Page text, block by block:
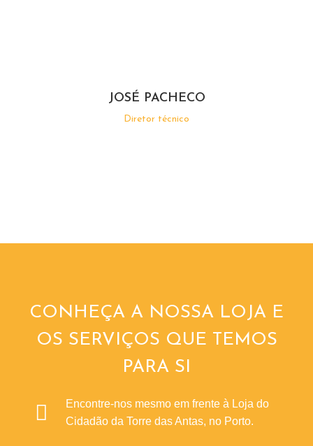
JOSÉ PACHECO
Diretor técnico
CONHEÇA A NOSSA LOJA E
OS SERVIÇOS QUE TEMOS
PARA SI
Encontre-nos mesmo em frente à Loja do
Cidadão da Torre das Antas, no Porto.